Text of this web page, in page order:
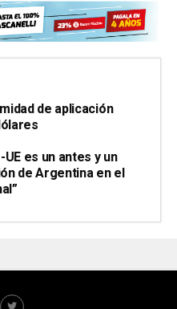
de aplicación
es un antes y un
de Argentina en el